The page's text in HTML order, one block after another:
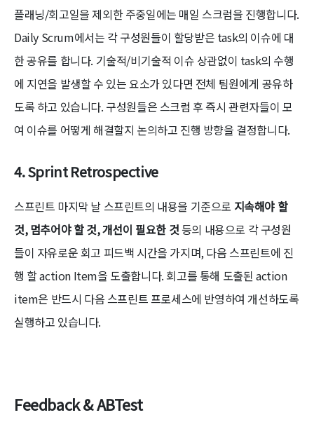
플래닝/회고일을 제외한 주중일에는 매일 스크럼을 진행합니다.
Daily Scrum에서는 각 구성원들이 할당받은 task의 이슈에 대
한 공유를 합니다. 기술적/비기술적 이슈 상관없이 task의 수행
에 지연을 발생할 수 있는 요소가 있다면 전체 팀원에게 공유하
도록 하고 있습니다. 구성원들은 스크럼 후 즉시 관련자들이 모
여 이슈를 어떻게 해결할지 논의하고 진행 방향을 결정합니다.
4.Sprint Retrospective
스프린트 마지막 날 스프린트의 내용을 기준으로 지속해야 할
것, 멈추어야 할 것, 개선이 필요한 것 등의 내용으로 각 구성원
들이 자유로운 회고 피드백 시간을 가지며, 다음 스프린트에 진
행 할 action Item을 도출합니다. 회고를 통해 도출된 action
item은 반드시 다음 스프린트 프로세스에 반영하여 개선하도록
실행하고 있습니다.
Feedback & ABTest